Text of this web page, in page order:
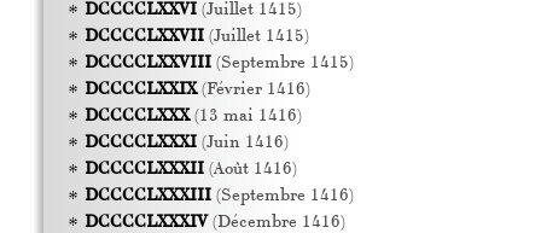
DCCCCLXXVI(Juillet 1415)
DCCCCLXXVII(Juillet 1415)
DCCCCLXXVIII(Septembre 1415)
DCCCCLXXIX(Février 1416)
DCCCCLXXX(13 mai 1416)
DCCCCLXXXI(Juin 1416)
DCCCCLXXXII(Août 1416)
DCCCCLXXXIII(Septembre 1416)
DCCCCLXXXIV(Décembre 1416)